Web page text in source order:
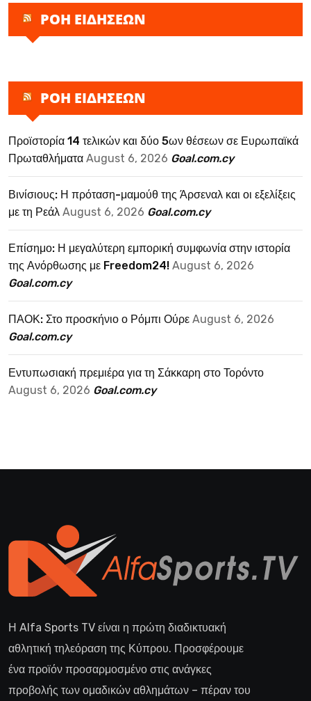
ΡΟΗ ΕΙΔΗΣΕΩΝ
ΡΟΗ ΕΙΔΗΣΕΩΝ
Προϊστορία 14 τελικών και δύο 5ων θέσεων σε Ευρωπαϊκά
Πρωταθλήματα August 6, 2026 Goal.com.cy
Βινίσιους: Η πρόταση-μαμούθ της Άρσεναλ και οι εξελίξεις
με τη Ρεάλ August 6, 2026 Goal.com.cy
Επίσημο: Η μεγαλύτερη εμπορική συμφωνία στην ιστορία
της Ανόρθωσης με Freedom24! August 6, 2026
Goal.com.cy
ΠΑΟΚ: Στο προσκήνιο ο Ρόμπι Ούρε August 6, 2026
Goal.com.cy
Εντυπωσιακή πρεμιέρα για τη Σάκκαρη στο Τορόντο
August 6, 2026 Goal.com.cy
Η Alfa Sports TV είναι η πρώτη διαδικτυακή
αθλητική τηλεόραση της Κύπρου. Προσφέρουμε
ένα προϊόν προσαρμοσμένο στις ανάγκες
προβολής των ομαδικών αθλημάτων – πέραν του